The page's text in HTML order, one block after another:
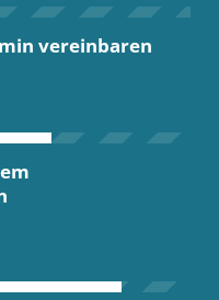
vereinbaren